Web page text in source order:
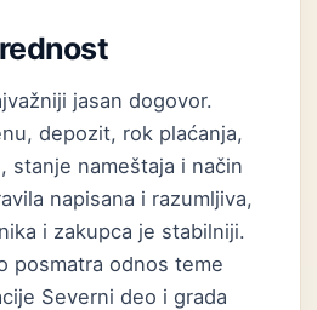
jasan dogovor.
depozit, rok plaćanja,
stanje nameštaja i način
napisana i razumljiva,
i zakupca je stabilniji.
posmatra odnos teme
Severni deo i grada